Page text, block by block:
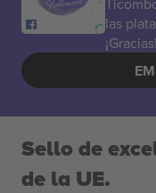
las
¡Gracias!
Sello de
de la UE.